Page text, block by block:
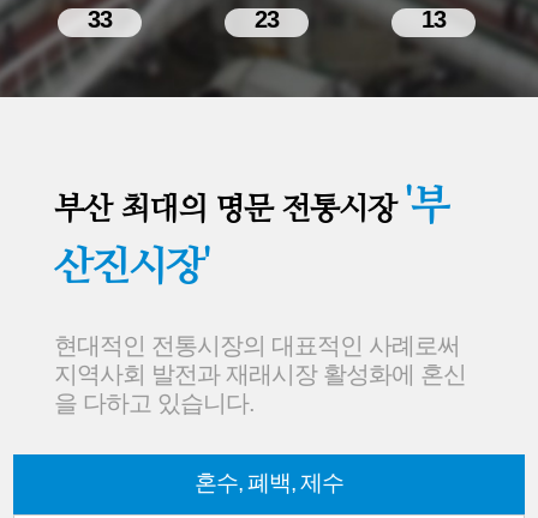
33 23 13
부산 최대의 명문 전통시장 '부
산진시장'
현대적인 전통시장의 대표적인 사례로써
지역사회 발전과 재래시장 활성화에 혼신
을 다하고 있습니다.
혼수, 폐백, 제수